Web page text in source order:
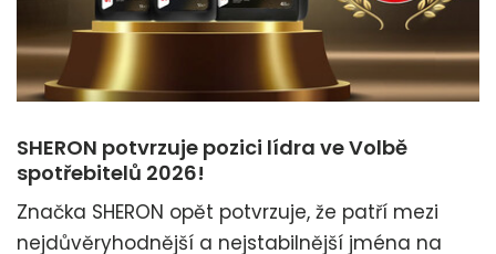
SHERON potvrzuje pozici lídra ve Volbě
spotřebitelů 2026!
Značka SHERON opět potvrzuje, že patří mezi
nejdůvěryhodnější a nejstabilnější jména na